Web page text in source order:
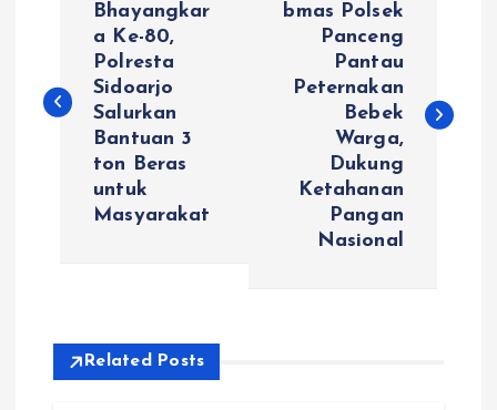
v
i
Bhayangkar
a Ke-80,
Polresta
Sidoarjo
Salurkan
Bantuan 3
ton Beras
untuk
Masyarakat
bmas Polsek
Panceng
Pantau
Peternakan
Bebek
Warga,
Dukung
Ketahanan
Pangan
Nasional
Related Posts